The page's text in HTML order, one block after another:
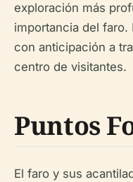
exploración más
importancia del faro.
con anticipación a
centro de visitantes.
Puntos
El faro y sus